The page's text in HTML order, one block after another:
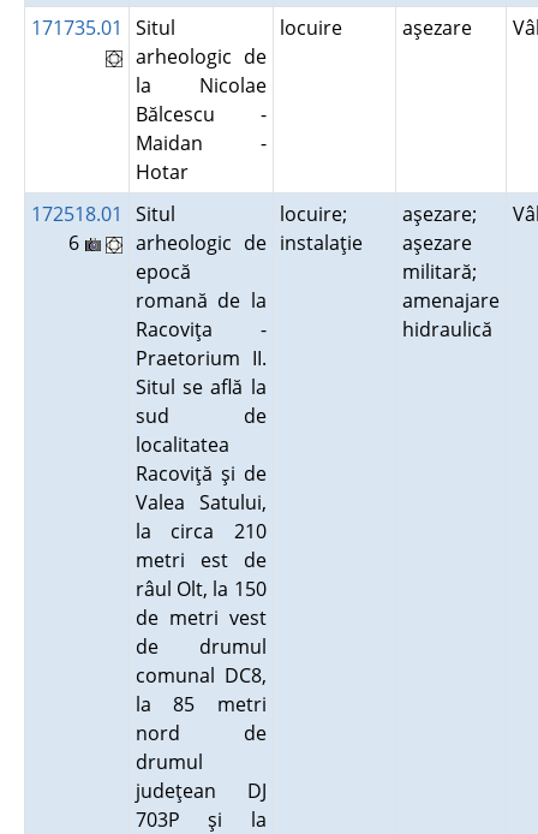
171735.01
Situl
arheologic de
la Nicolae
Bălcescu -
Maidan -
Hotar
locuire aşezare
172518.01
6
Situl
arheologic de
epocă
romană de la
Racoviţa -
Praetorium II.
Situl se află la
sud de
localitatea
Racoviţă şi de
Valea Satului,
la circa 210
metri est de
râul Olt, la 150
de metri vest
de drumul
comunal DC8,
la 85 metri
nord de
drumul
judeţean DJ
703P şi la
locuire;
instalaţie
aşezare;
aşezare
militară;
amenajare
hidraulică